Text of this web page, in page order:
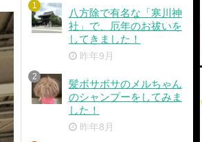
1
八方除で有名な「寒川神
社」で、厄年のお祓いを
してきました！
昨年9月
2
髪ボサボサのメルちゃん
のシャンプーをしてみま
した！
昨年8月